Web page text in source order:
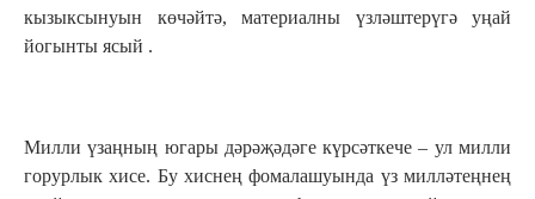
кызыксынуын көчәйтә, материалны үзләштерүгә уңай
йогынты ясый .
Милли үзаңның югары дәрәҗәдәге күрсәткече – ул милли
горурлык хисе. Бу хиснең фомалашуында үз милләтеңнең